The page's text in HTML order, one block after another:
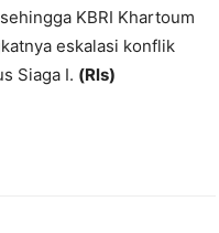
KBRI Khartoum
eskalasi konflik
Siaga I. (Rls)